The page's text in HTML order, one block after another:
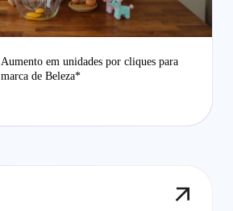
Aumento em unidades por cliques para
marca de Beleza*